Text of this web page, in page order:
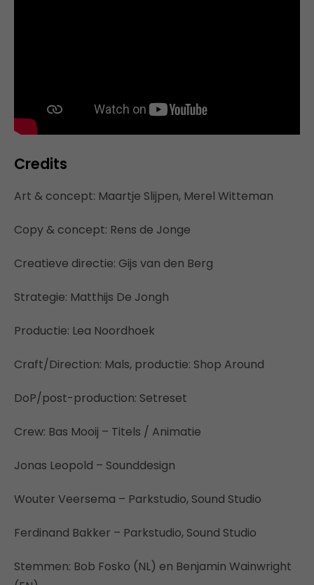
Credits
Art & concept: Maartje Slijpen, Merel Witteman
Copy & concept: Rens de Jonge
Creatieve directie: Gijs van den Berg
Strategie: Matthijs De Jongh
Productie: Lea Noordhoek
Craft/Direction: Mals, productie: Shop Around
DoP/post-production: Setreset
Crew: Bas Mooij – Titels / Animatie
Jonas Leopold – Sounddesign
Wouter Veersema – Parkstudio, Sound Studio
Ferdinand Bakker – Parkstudio, Sound Studio
Stemmen: Bob Fosko (NL) en Benjamin Wainwright